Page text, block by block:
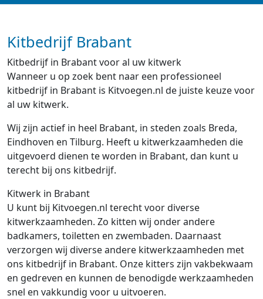
Kitbedrijf Brabant
Kitbedrijf in Brabant voor al uw kitwerk
Wanneer u op zoek bent naar een professioneel
kitbedrijf in Brabant is Kitvoegen.nl de juiste keuze voor
al uw kitwerk.
Wij zijn actief in heel Brabant, in steden zoals Breda,
Eindhoven en Tilburg. Heeft u kitwerkzaamheden die
uitgevoerd dienen te worden in Brabant, dan kunt u
terecht bij ons kitbedrijf.
Kitwerk in Brabant
U kunt bij Kitvoegen.nl terecht voor diverse
kitwerkzaamheden. Zo kitten wij onder andere
badkamers, toiletten en zwembaden. Daarnaast
verzorgen wij diverse andere kitwerkzaamheden met
ons kitbedrijf in Brabant. Onze kitters zijn vakbekwaam
en gedreven en kunnen de benodigde werkzaamheden
snel en vakkundig voor u uitvoeren.